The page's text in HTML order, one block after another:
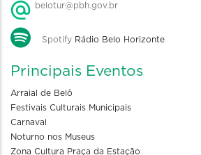
belotur@pbh.gov.br
Spotify Rádio Belo Horizonte
Principais Eventos
Arraial de Belô
Festivais Culturais Municipais
Carnaval
Noturno nos Museus
Zona Cultura Praça da Estação